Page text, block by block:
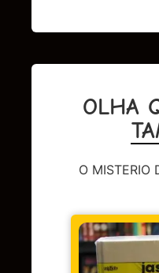
OLHA
O MISTERIO